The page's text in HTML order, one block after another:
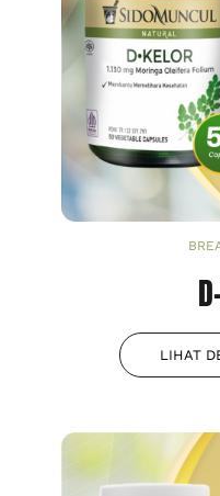
LIHAT